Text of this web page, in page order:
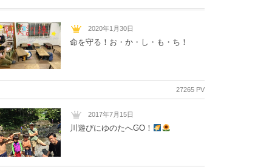
2020年1月30日
命を守る！お・か・し・も・ち！
27265 PV
2017年7月15日
川遊びにゆのたへGO！